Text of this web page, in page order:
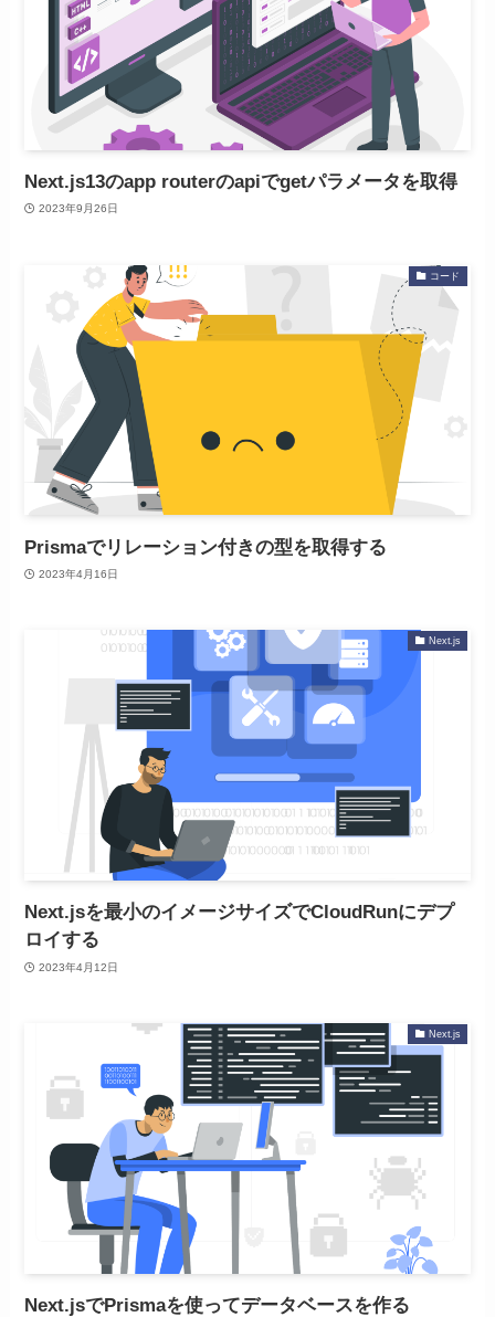
Next.js13のapp routerのapiでgetパラメータを取得
2023年9月26日
コード
Prismaでリレーション付きの型を取得する
2023年4月16日
Next.js
Next.jsを最小のイメージサイズでCloudRunにデプ
ロイする
2023年4月12日
Next.js
Next.jsでPrismaを使ってデータベースを作る